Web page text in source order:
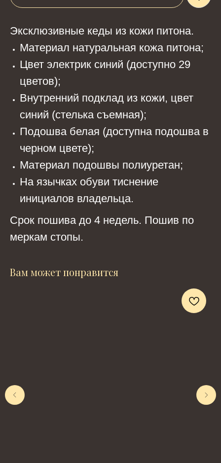
Эксклюзивные кеды из кожи питона.
Материал натуральная кожа питона;
Цвет электрик синий (доступно 29
цветов);
Внутренний подклад из кожи, цвет
синий (стелька съемная);
Подошва белая (доступна подошва в
черном цвете);
Материал подошвы полиуретан;
На язычках обуви тиснение
инициалов владельца.
Срок пошива до 4 недель. Пошив по
меркам стопы.
Вам может понравится